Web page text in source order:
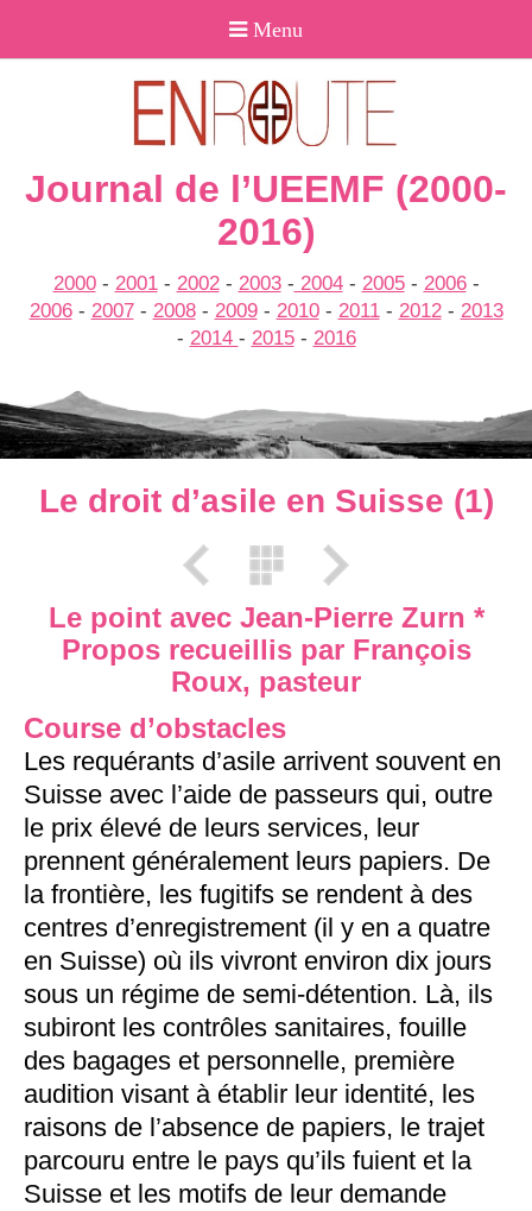
Journal de l’UEEMF (2000-
2016)
2000- 2001- 2002- 2003- 2004- 2005- 2006-
2006- 2007- 2008- 2009- 2010- 2011- 2012- 2013
- 2014 - 2015- 2016
Le droit d’asile en Suisse (1)
Le point avec Jean-Pierre Zurn *
Propos recueillis par François
Roux, pasteur
Course d’obstacles
Les requérants d’asile arrivent souvent en
Suisse avec l’aide de passeurs qui, outre
le prix élevé de leurs services, leur
prennent généralement leurs papiers. De
la frontière, les fugitifs se rendent à des
centres d’enregistrement (il y en a quatre
en Suisse) où ils vivront environ dix jours
sous un régime de semi-détention. Là, ils
subiront les contrôles sanitaires, fouille
des bagages et personnelle, première
audition visant à établir leur identité, les
raisons de l’absence de papiers, le trajet
parcouru entre le pays qu’ils fuient et la
Suisse et les motifs de leur demande